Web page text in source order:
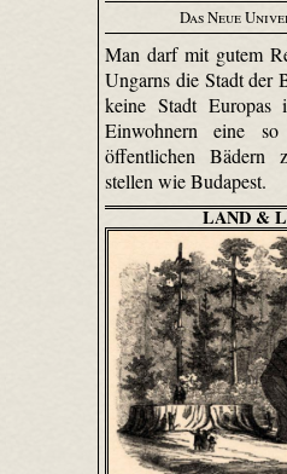
Das Neue
Man darf mit gutem
Ungarns die Stadt der
keine Stadt Europas
Einwohnern eine
öffentlichen Bädern
stellen wie Budapest.
LAND &